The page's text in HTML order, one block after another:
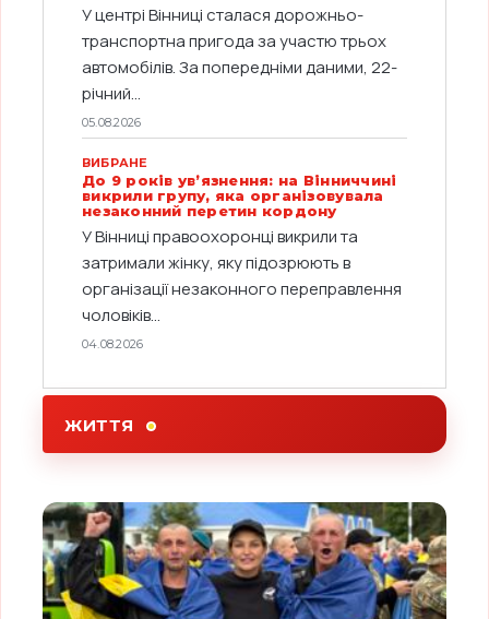
У центрі Вінниці сталася дорожньо-
транспортна пригода за участю трьох
автомобілів. За попередніми даними, 22-
річний...
05.08.2026
ВИБРАНЕ
До 9 років ув’язнення: на Вінниччині
викрили групу, яка організовувала
незаконний перетин кордону
У Вінниці правоохоронці викрили та
затримали жінку, яку підозрюють в
організації незаконного переправлення
чоловіків...
04.08.2026
ЖИТТЯ